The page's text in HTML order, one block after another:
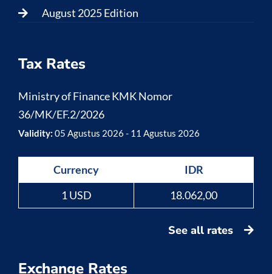
August 2025 Edition
Tax Rates
Ministry of Finance KMK Nomor
36/MK/EF.2/2026
Validity: 05 Agustus 2026 - 11 Agustus 2026
Currency
IDR
1 USD
18.062,00
See all rates
Exchange Rates